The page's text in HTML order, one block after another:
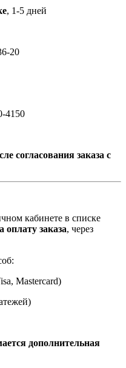
, 1-5 дней
20
4150
согласования заказа с
кабинете в списке
оплату заказа, через
Mastercard)
дополнительная